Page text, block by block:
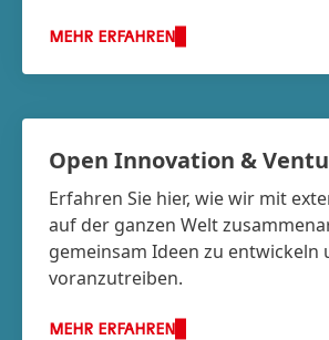
MEHR ERFAHREN
Open Innovation &
Erfahren Sie hier, wie wir mit
auf der ganzen Welt
gemeinsam Ideen zu entwickeln
voranzutreiben.
MEHR ERFAHREN